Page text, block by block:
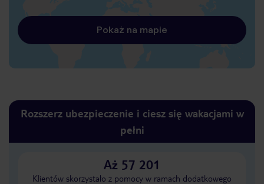
Pokaż na mapie
Rozszerz ubezpieczenie i ciesz się wakacjami w
pełni
Aż 57 201
Klientów skorzystało z pomocy w ramach dodatkowego